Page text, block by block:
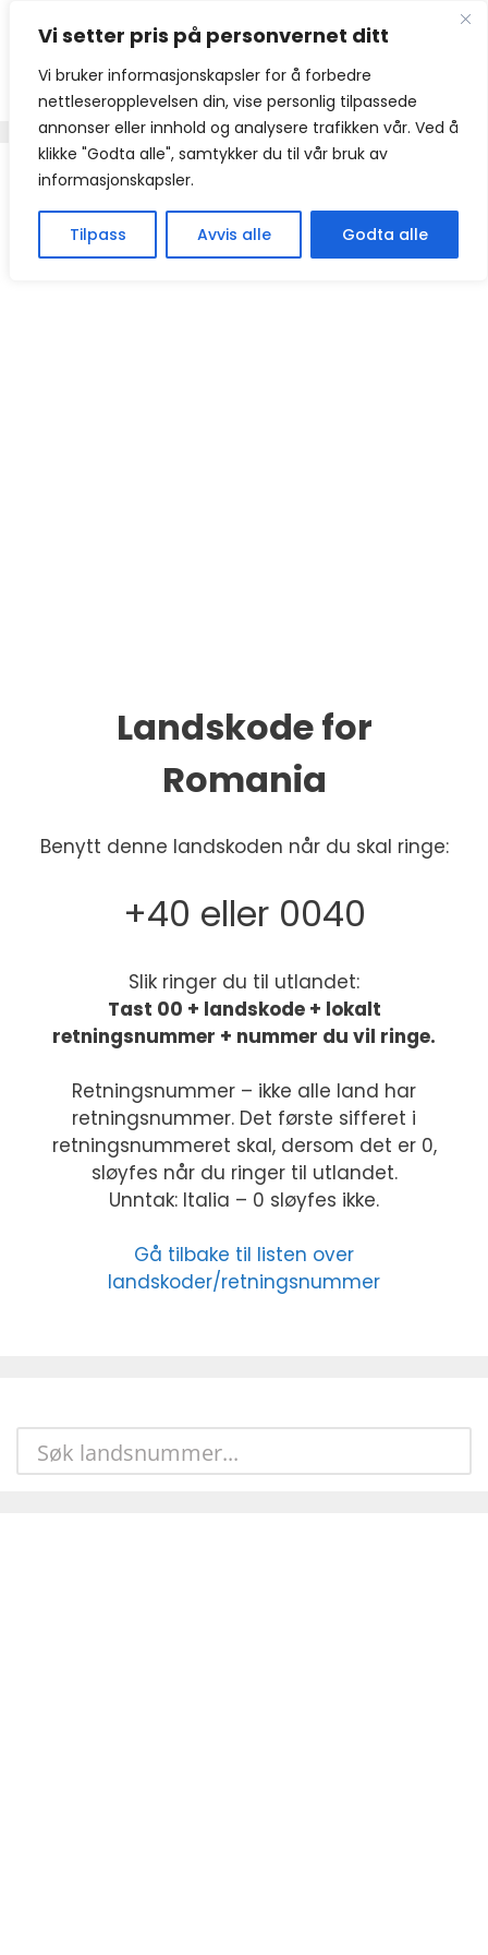
Vi setter pris på personvernet ditt
Vi bruker informasjonskapsler for å forbedre
nettleseropplevelsen din, vise personlig tilpassede
annonser eller innhold og analysere trafikken vår. Ved å
klikke "Godta alle", samtykker du til vår bruk av
informasjonskapsler.
Tilpass Avvis alle Godta alle
innhold
Landskode for
Romania
Benytt denne landskoden når du skal ringe:
+40 eller 0040
Slik ringer du til utlandet:
Tast 00 + landskode + lokalt
retningsnummer + nummer du vil ringe.
Retningsnummer – ikke alle land har
retningsnummer. Det første sifferet i
retningsnummeret skal, dersom det er 0,
sløyfes når du ringer til utlandet.
Unntak: Italia – 0 sløyfes ikke.
Gå tilbake til listen over
landskoder/retningsnummer